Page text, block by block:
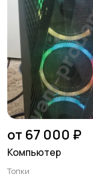
от 67 000 ₽
Компьютер
Топки